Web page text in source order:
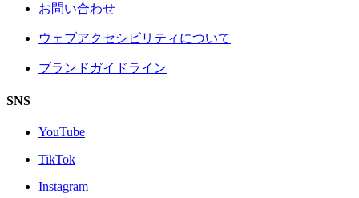
お問い合わせ
ウェブアクセシビリティについて
ブランドガイドライン
SNS
YouTube
TikTok
Instagram